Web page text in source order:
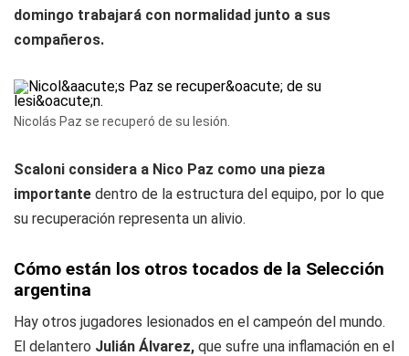
domingo trabajará con normalidad junto a sus
compañeros.
Nicolás Paz se recuperó de su lesión.
Scaloni considera a Nico Paz como una pieza
importante dentro de la estructura del equipo, por lo que
su recuperación representa un alivio.
Cómo están los otros tocados de la Selección
argentina
Hay otros jugadores lesionados en el campeón del mundo.
El delantero Julián Álvarez, que sufre una inflamación en el